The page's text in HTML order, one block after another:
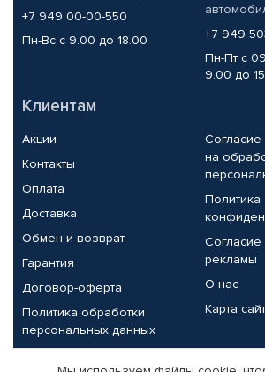
+7 949 00-00-550
Пн-Вс с 9.00 до 18.00
+7 949
Пн-Пт с
9.00 до
Клиентам
Акции
Контакты
Оплата
Доставка
Обмен и возврат
Гарантия
Договор-оферта
Политика обработки
персональных данных
Согласие
на
Политика
рекламы
О нас
Карта